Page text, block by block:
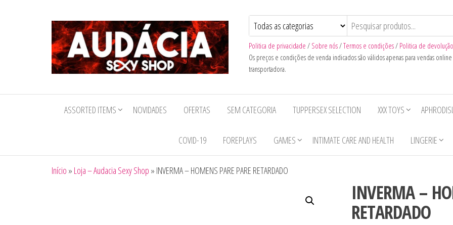
Sexy
Shop
Politica de privacidade / Sobre nós/Termos e condições/ Politica de devolução
Os preços e condições de venda indicados são válidos apenas para vendas
transportadora.
ASSORTED ITEMS NOVIDADES OFERTAS SEM CATEGORIA TUPPERSEX SELECTION XXX TOYS
COVID-19 FOREPLAYS GAMES INTIMATE CARE AND HEALTH LINGERIE
Início » Loja – Audacia Sexy Shop » INVERMA – HOMENS PARE PARE RETARDADO
INVERMA –
RETARDADO